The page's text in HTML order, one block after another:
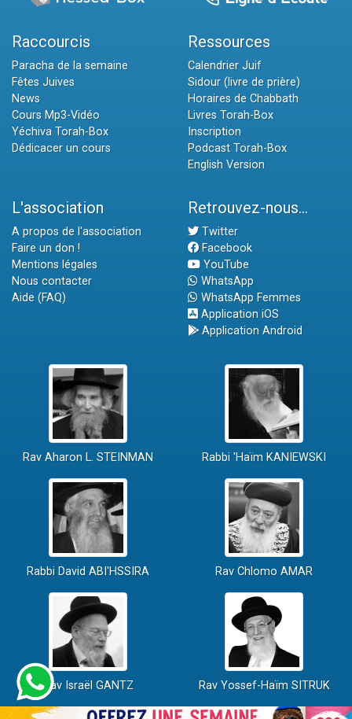
Raccourcis
Paracha de la semaine
Fêtes Juives
News
Cours Mp3-Vidéo
Yéchiva Torah-Box
Dédicacer un cours
Ressources
Calendrier Juif
Sidour (livre de prière)
Horaires de Chabbath
Livres Torah-Box
Inscription
Podcast Torah-Box
English Version
L'association
A propos de l'association
Faire un don !
Mentions légales
Nous contacter
Aide (FAQ)
Retrouvez-nous...
Twitter
Facebook
YouTube
WhatsApp
WhatsApp Femmes
Application iOS
Application Android
Rav Aharon L. STEINMAN Rabbi 'Haïm KANIEWSKI
Rabbi David ABI'HSSIRA Rav Chlomo AMAR
Rav Israël GANTZ Rav Yossef-Haïm SITRUK